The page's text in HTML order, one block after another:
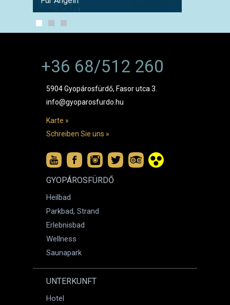
+36 68/512 260
5904 Gyopárosfürdő, Fasor utca 3.
info@gyoparosfurdo.hu
Karte »
Schreiben Sie uns »
GYOPÁROSFÜRDŐ
Heilbad
Parkbad, Strand
Erlebnisbad
Wellness
Saunapark
UNTERKUNFT
Hotel